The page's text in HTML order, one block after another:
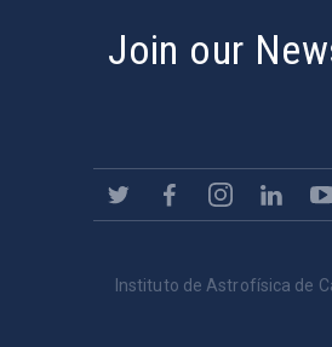
Join our
Instituto de Astrofísica de